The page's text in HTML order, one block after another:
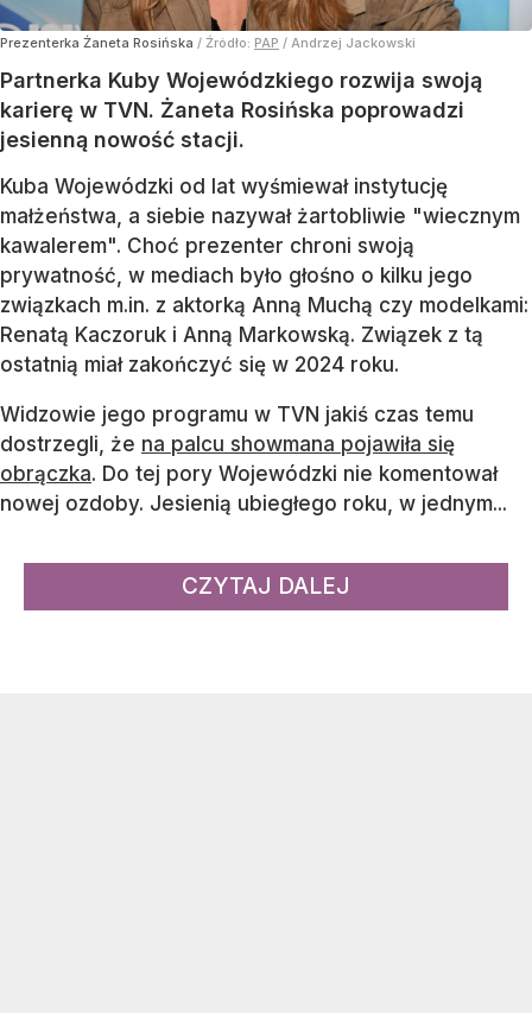
Prezenterka Żaneta Rosińska / Źródło: PAP / Andrzej Jackowski
Partnerka Kuby Wojewódzkiego rozwija swoją
karierę w TVN. Żaneta Rosińska poprowadzi
jesienną nowość stacji.
Kuba Wojewódzki od lat wyśmiewał instytucję
małżeństwa, a siebie nazywał żartobliwie "wiecznym
kawalerem". Choć prezenter chroni swoją
prywatność, w mediach było głośno o kilku jego
związkach m.in. z aktorką Anną Muchą czy modelkami:
Renatą Kaczoruk i Anną Markowską. Związek z tą
ostatnią miał zakończyć się w 2024 roku.
Widzowie jego programu w TVN jakiś czas temu
dostrzegli, że na palcu showmana pojawiła się
obrączka. Do tej pory Wojewódzki nie komentował
nowej ozdoby. Jesienią ubiegłego roku, w jednym...
CZYTAJ DALEJ